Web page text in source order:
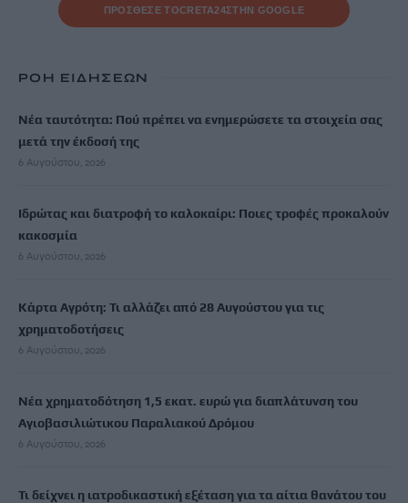
ΠΡΟΣΘΕΣΕ ΤΟCRETA24ΣΤΗΝ GOOGLE
ΡΟΗ ΕΙΔΗΣΕΩΝ
Νέα ταυτότητα: Πού πρέπει να ενημερώσετε τα στοιχεία σας
μετά την έκδοσή της
6 Αυγούστου, 2026
Ιδρώτας και διατροφή το καλοκαίρι: Ποιες τροφές προκαλούν
κακοσμία
6 Αυγούστου, 2026
Κάρτα Αγρότη: Τι αλλάζει από 28 Αυγούστου για τις
χρηματοδοτήσεις
6 Αυγούστου, 2026
Νέα χρηματοδότηση 1,5 εκατ. ευρώ για διαπλάτυνση του
Αγιοβασιλιώτικου Παραλιακού Δρόμου
6 Αυγούστου, 2026
Τι δείχνει η ιατροδικαστική εξέταση για τα αίτια θανάτου του